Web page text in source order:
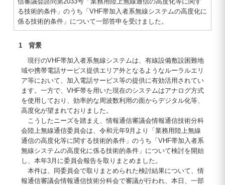
る技術的条件」のうち「VHF帯加入者系無線システムの高度化に
係る技術的条件」について一部答申を受けました。
1 背景
現行のVHF帯加入者系無線システムは、有線設備敷設困難地
域や携帯電話サービス提供エリア外となるようなルーラルエリ
ア等において、加入電話サービス等の提供に有効活用されてい
ます。一方で、VHF帯を用いた現在のシステムはアナログ方式
を使用しており、効率的な周波数利用の面からデジタル化等、
高度化が望まれておりました。
こうしたニーズを踏まえ、情報通信審議会情報通信技術分科
会陸上無線通信委員会は、令和元年9月より「業務用陸上無線
通信の高度化等に関する技術的条件」のうち「VHF帯加入者系
無線システムの高度化に係る技術的条件」について検討を開始
し、本年3月に委員会報告を取りまとめました。
本件は、同委員会で取りまとめられた検討結果について、情
報通信審議会情報通信技術分科会で審議が行われ、本日、一部